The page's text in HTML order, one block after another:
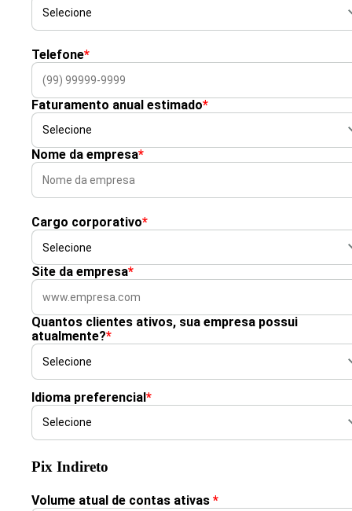
Telefone*
Faturamento anual estimado*
Nome da empresa*
Cargo corporativo*
Site da empresa*
Quantos clientes ativos, sua empresa possui
atualmente?*
Idioma preferencial*
Pix Indireto
Volume atual de contas ativas *